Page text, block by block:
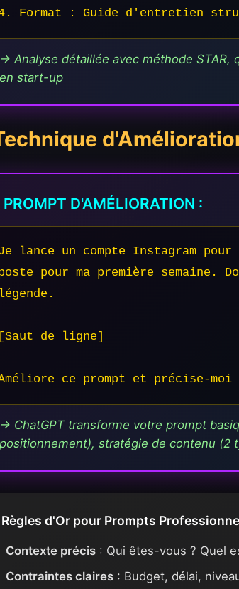
Format : Guide d'entretien
→ Analyse détaillée avec méthode
en start-up
PROMPT D'AMÉLIORATION :
lance un compte Instagram
pour ma première semaine.
légende.
[Saut de ligne]
ce prompt et précise-moi
→ ChatGPT transforme votre prompt
positionnement), stratégie de contenu (2
Règles d'Or pour Prompts
Contexte précis : Qui êtes-vous ? Quel
Contraintes claires : Budget, délai,